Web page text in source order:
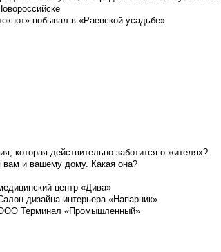
побывал в «Раевской усадьбе»
которая действительно заботится о жителях?
вам и вашему дому. Какая она?
центр «Дива»
дизайна интерьера «Напарник»
ООО Терминал «Промышленный»